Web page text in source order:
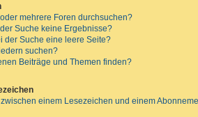
mehrere Foren durchsuchen?
Suche keine Ergebnisse?
der Suche eine leere Seite?
suchen?
Beiträge und Themen finden?
einem Lesezeichen und einem